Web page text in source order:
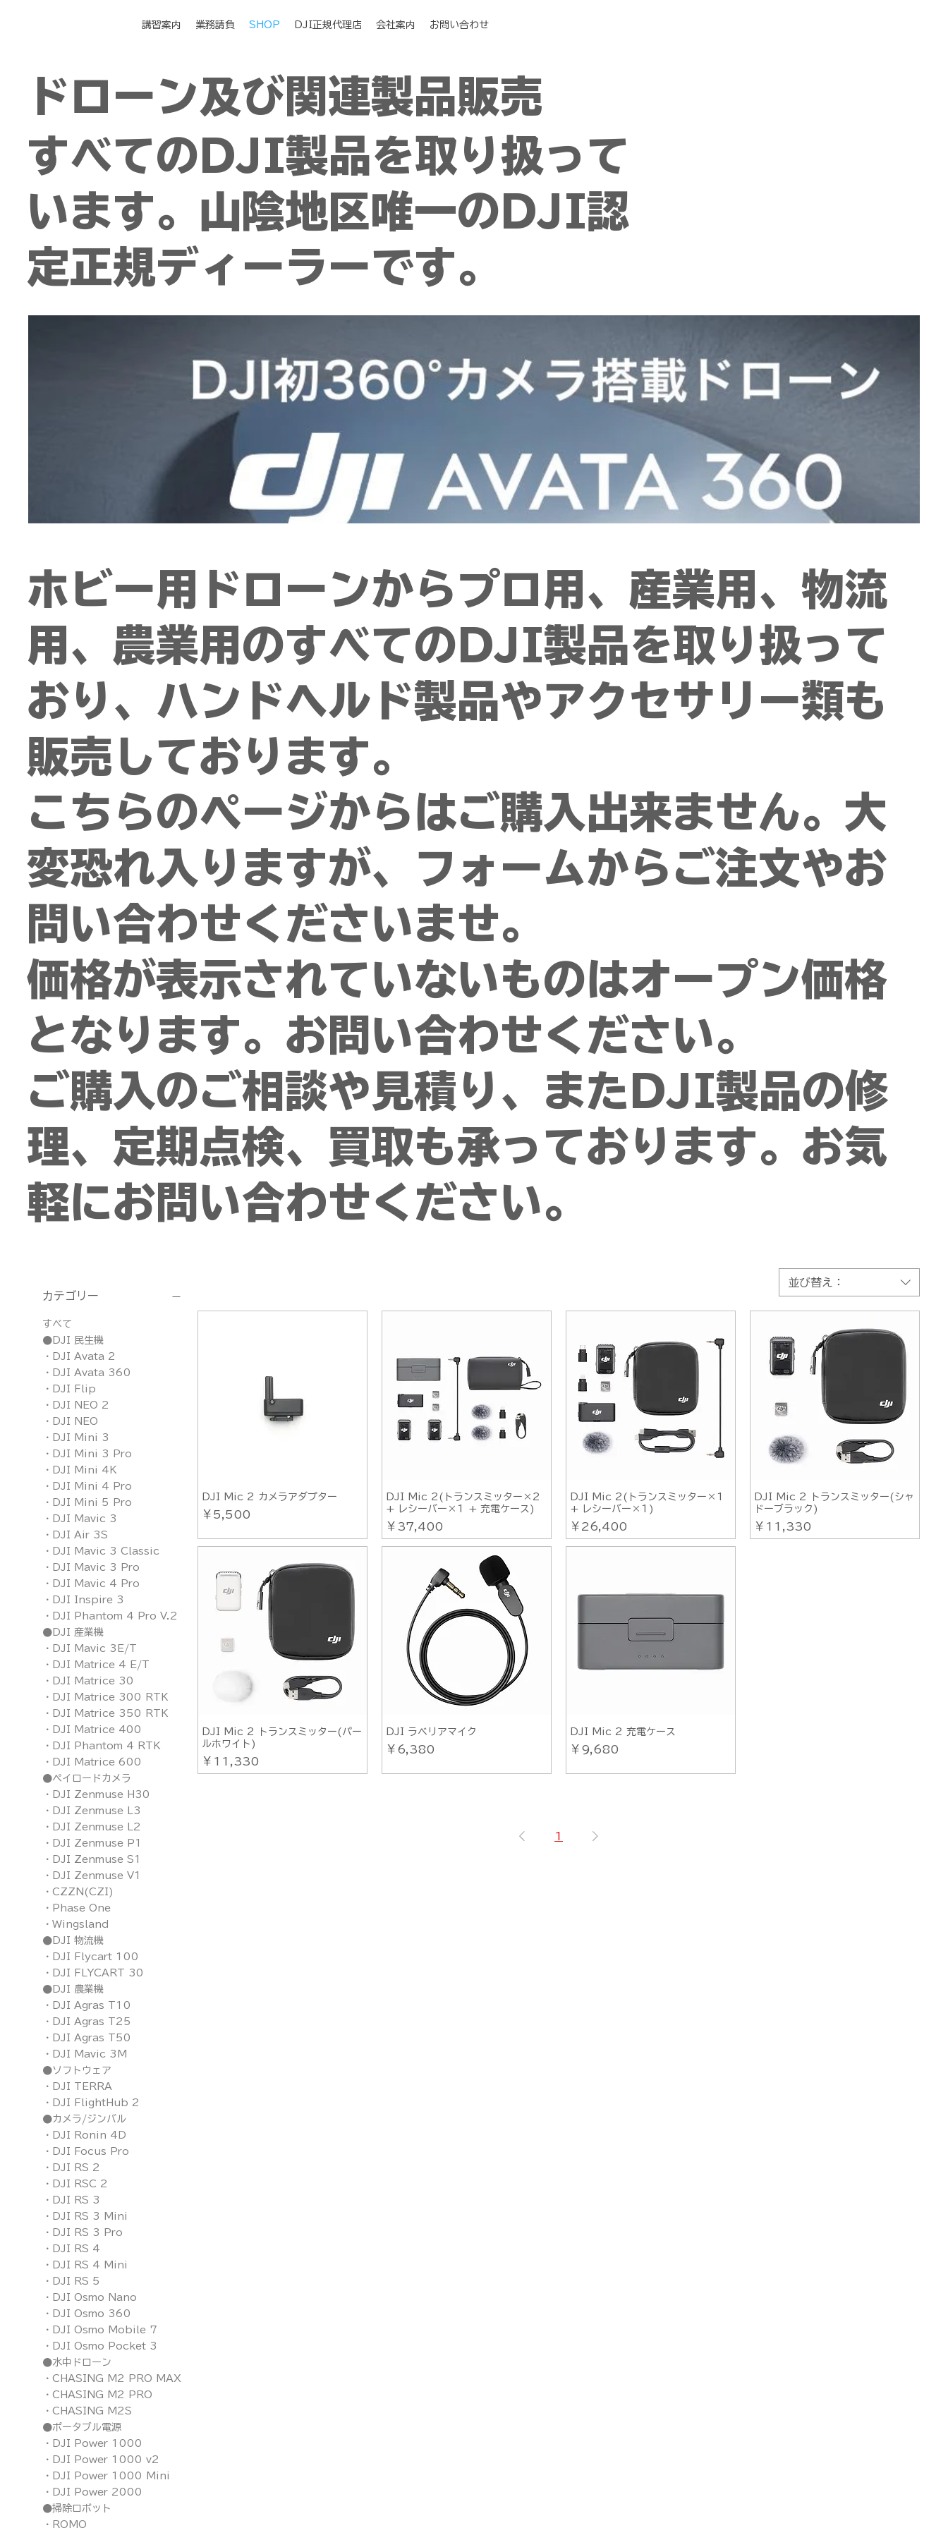
講習案内 業務請負 SHOP DJI正規代理店 会社案内 お問い合わせ
ドローン及び関連製品販売
​すべてのDJI製品を取り扱って
います。山陰地区唯一のDJI認
定正規ディーラーです。
​​ホビー用ドローンからプロ用、産業用、物流
用、農業用のすべてのDJI製品を取り扱って
おり、ハンドヘルド製品やアクセサリー類も
販売しております。
こちらのページからはご購入出来ません。大
変恐れ入りますが、フォームからご注文やお
問い合わせくださいませ。
価格が表示されていないものはオープン価格
となります。お問い合わせください。
ご購入のご相談や見積り、またDJI製品の修
理、定期点検、買取も承っております。お気
軽にお問い合わせください。
カテゴリー
すべて
●DJI 民生機
・DJI Avata 2
・DJI Avata 360
・DJI Flip
・DJI NEO 2
・DJI NEO
・DJI Mini 3
・DJI Mini 3 Pro
・DJI Mini 4K
・DJI Mini 4 Pro
・DJI Mini 5 Pro
・DJI Mavic 3
・DJI Air 3S
・DJI Mavic 3 Classic
・DJI Mavic 3 Pro
・DJI Mavic 4 Pro
・DJI Inspire 3
・DJI Phantom 4 Pro V.2
●DJI 産業機
・DJI Mavic 3E/T
・DJI Matrice 4 E/T
・DJI Matrice 30
・DJI Matrice 300 RTK
・DJI Matrice 350 RTK
・DJI Matrice 400
・DJI Phantom 4 RTK
・DJI Matrice 600
●ペイロードカメラ
・DJI Zenmuse H30
・DJI Zenmuse L3
・DJI Zenmuse L2
・DJI Zenmuse P1
・DJI Zenmuse S1
・DJI Zenmuse V1
・CZZN(CZI)
・Phase One
・Wingsland
●DJI 物流機
・DJI Flycart 100
・DJI FLYCART 30
●DJI 農業機
・DJI Agras T10
・DJI Agras T25
・DJI Agras T50
・DJI Mavic 3M
●ソフトウェア
・DJI TERRA
・DJI FlightHub 2
●カメラ/ジンバル
・DJI Ronin 4D
・DJI Focus Pro
・DJI RS 2
・DJI RSC 2
・DJI RS 3
・DJI RS 3 Mini
・DJI RS 3 Pro
・DJI RS 4
・DJI RS 4 Mini
・DJI RS 5
・DJI Osmo Nano
・DJI Osmo 360
・DJI Osmo Mobile 7
・DJI Osmo Pocket 3
●水中ドローン
・CHASING M2 PRO MAX
・CHASING M2 PRO
・CHASING M2S
●ポータブル電源
・DJI Power 1000
・DJI Power 1000 v2
・DJI Power 1000 Mini
・DJI Power 2000
●掃除ロボット
・ROMO
並び替え：
DJI Mic 2 カメラアダプター
価格
￥5,500
DJI Mic 2(トランスミッター×2
+ レシーバー×1 + 充電ケース)
価格
￥37,400
DJI Mic 2(トランスミッター×1
+ レシーバー×1)
価格
￥26,400
DJI Mic 2 トランスミッター(シャ
ドーブラック)
価格
￥11,330
DJI Mic 2 トランスミッター(パー
ルホワイト)
価格
￥11,330
DJI ラベリアマイク
価格
￥6,380
DJI Mic 2 充電ケース
価格
￥9,680
1